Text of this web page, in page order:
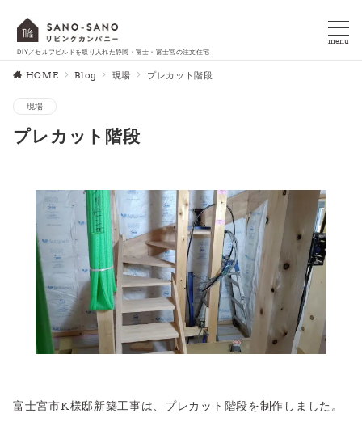
menu
DIY／セルフビルドを取り入れた静岡・富士・富士宮の注文住宅
HOME Blog 現場 プレカット階段
現場
プレカット階段
富士宮市K様邸新築工事は、プレカット階段を制作しました。